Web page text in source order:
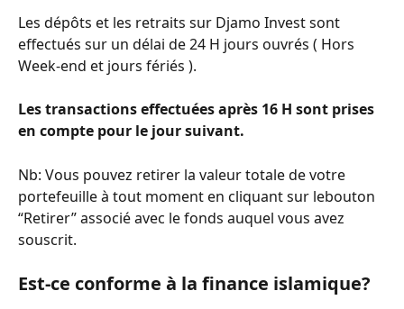
Les dépôts et les retraits sur Djamo Invest sont
effectués sur un délai de 24 H jours ouvrés ( Hors
Week-end et jours fériés ).
Les transactions effectuées après 16 H sont prises
en compte pour le jour suivant.
Nb: Vous pouvez retirer la valeur totale de votre
portefeuille à tout moment en cliquant sur lebouton
“Retirer” associé avec le fonds auquel vous avez
souscrit.
Est-ce conforme à la finance islamique?